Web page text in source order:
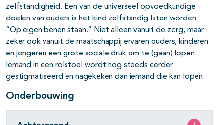
zelfstandigheid. Een van de universeel opvoedkundige
doelen van ouders is het kind zelfstandig laten worden.
“Op eigen benen staan.” Niet alleen vanuit de zorg, maar
zeker ook vanuit de maatschappij ervaren ouders, kinderen
en jongeren een grote sociale druk om te (gaan) lopen.
Iemand in een rolstoel wordt nog steeds eerder
gestigmatiseerd en nagekeken dan iemand die kan lopen.
Onderbouwing